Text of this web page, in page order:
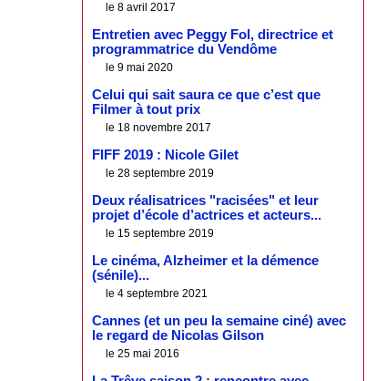
le 8 avril 2017
Entretien avec Peggy Fol, directrice et
programmatrice du Vendôme
le 9 mai 2020
Celui qui sait saura ce que c’est que
Filmer à tout prix
le 18 novembre 2017
FIFF 2019 : Nicole Gilet
le 28 septembre 2019
Deux réalisatrices "racisées" et leur
projet d’école d’actrices et acteurs...
le 15 septembre 2019
Le cinéma, Alzheimer et la démence
(sénile)...
le 4 septembre 2021
Cannes (et un peu la semaine ciné) avec
le regard de Nicolas Gilson
le 25 mai 2016